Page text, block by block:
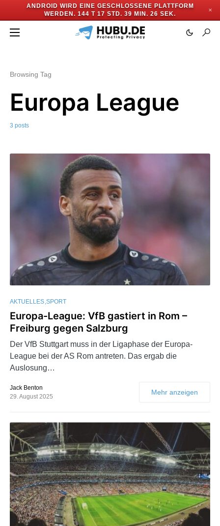
ANDROID WIRD EINE GESCHLOSSENE PLATTFORM
WERDEN. 144 T 17 STD. 39 MIN. 25 SEK.
✕
Browsing Tag
Europa League
3 posts
AKTUELLES SPORT
Europa-League: VfB gastiert in Rom –
Freiburg gegen Salzburg
Der VfB Stuttgart muss in der Ligaphase der Europa-
League bei der AS Rom antreten. Das ergab die
Auslosung…
Jack Benton
29. August 2025
Mehr anzeigen